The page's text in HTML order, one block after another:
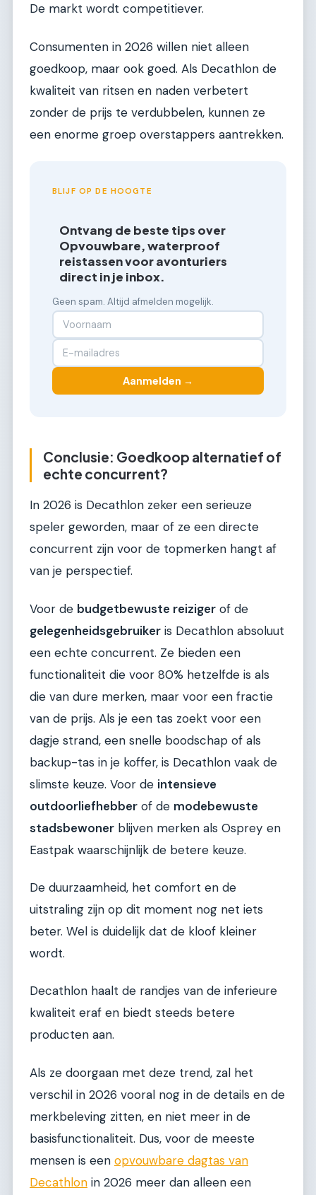
De markt wordt competitiever.
Consumenten in 2026 willen niet alleen
goedkoop, maar ook goed. Als Decathlon de
kwaliteit van ritsen en naden verbetert
zonder de prijs te verdubbelen, kunnen ze
een enorme groep overstappers aantrekken.
BLIJF OP DE HOOGTE
Ontvang de beste tips over
Opvouwbare, waterproof
reistassen voor avonturiers
direct in je inbox.
Geen spam. Altijd afmelden mogelijk.
Aanmelden →
Conclusie: Goedkoop alternatief of
echte concurrent?
In 2026 is Decathlon zeker een serieuze
speler geworden, maar of ze een directe
concurrent zijn voor de topmerken hangt af
van je perspectief.
Voor de budgetbewuste reiziger of de
gelegenheidsgebruiker is Decathlon absoluut
een echte concurrent. Ze bieden een
functionaliteit die voor 80% hetzelfde is als
die van dure merken, maar voor een fractie
van de prijs. Als je een tas zoekt voor een
dagje strand, een snelle boodschap of als
backup-tas in je koffer, is Decathlon vaak de
slimste keuze. Voor de intensieve
outdoorliefhebber of de modebewuste
stadsbewoner blijven merken als Osprey en
Eastpak waarschijnlijk de betere keuze.
De duurzaamheid, het comfort en de
uitstraling zijn op dit moment nog net iets
beter. Wel is duidelijk dat de kloof kleiner
wordt.
Decathlon haalt de randjes van de inferieure
kwaliteit eraf en biedt steeds betere
producten aan.
Als ze doorgaan met deze trend, zal het
verschil in 2026 vooral nog in de details en de
merkbeleving zitten, en niet meer in de
basisfunctionaliteit. Dus, voor de meeste
mensen is een opvouwbare dagtas van
Decathlon in 2026 meer dan alleen een